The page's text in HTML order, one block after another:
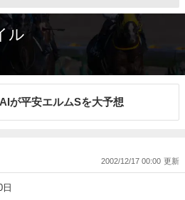
ル
が平安エルムSを大予想
2002/12/17 00:00